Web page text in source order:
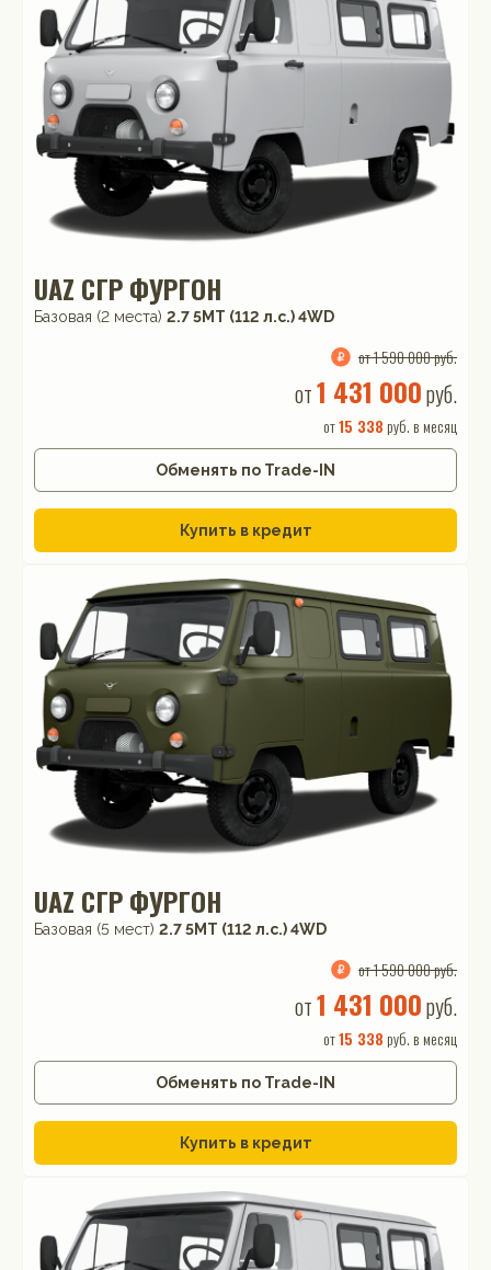
UAZ СГР ФУРГОН
Базовая (2 места) 2.7 5MT (112 л.с.) 4WD
от 1 590 000 руб.
от1 431 000руб.
от15 338 руб. в месяц
Обменять по Trade-IN
Купить в кредит
UAZ СГР ФУРГОН
Базовая (5 мест) 2.7 5MT (112 л.с.) 4WD
от 1 590 000 руб.
от1 431 000руб.
от15 338 руб. в месяц
Обменять по Trade-IN
Купить в кредит